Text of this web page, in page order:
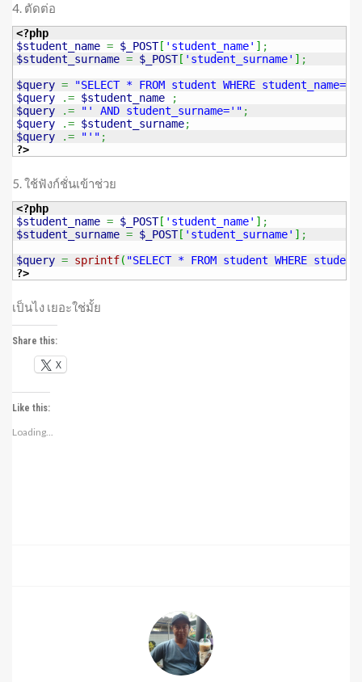
4. ตัดต่อ
<?php
$student_name = $_POST[ 'student_name' ] ;
$student_surname = $_POST[ 'student_surname' ] ;
$query = "SELECT * FROM student WHERE student_name='"
$query
.= $student_name
;
$query
.= "' AND student_surname='" ;
$query
.= $student_surname;
$query
.= "'" ;
?>
5. ใช้ฟังก์ชั่นเข้าช่วย
<?php
$student_name = $_POST[ 'student_name' ] ;
$student_surname = $_POST[ 'student_surname' ] ;
$query = sprintf( "SELECT * FROM student WHERE
?>
เป็นไง เยอะใช่มั้ย
Share this:
X
Like this:
Loading...